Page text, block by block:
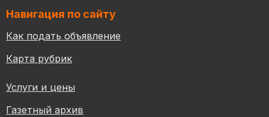
Навигация по сайту
Как подать объявление
Карта рубрик
Услуги и цены
Газетный архив